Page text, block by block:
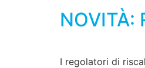
I regolatori di